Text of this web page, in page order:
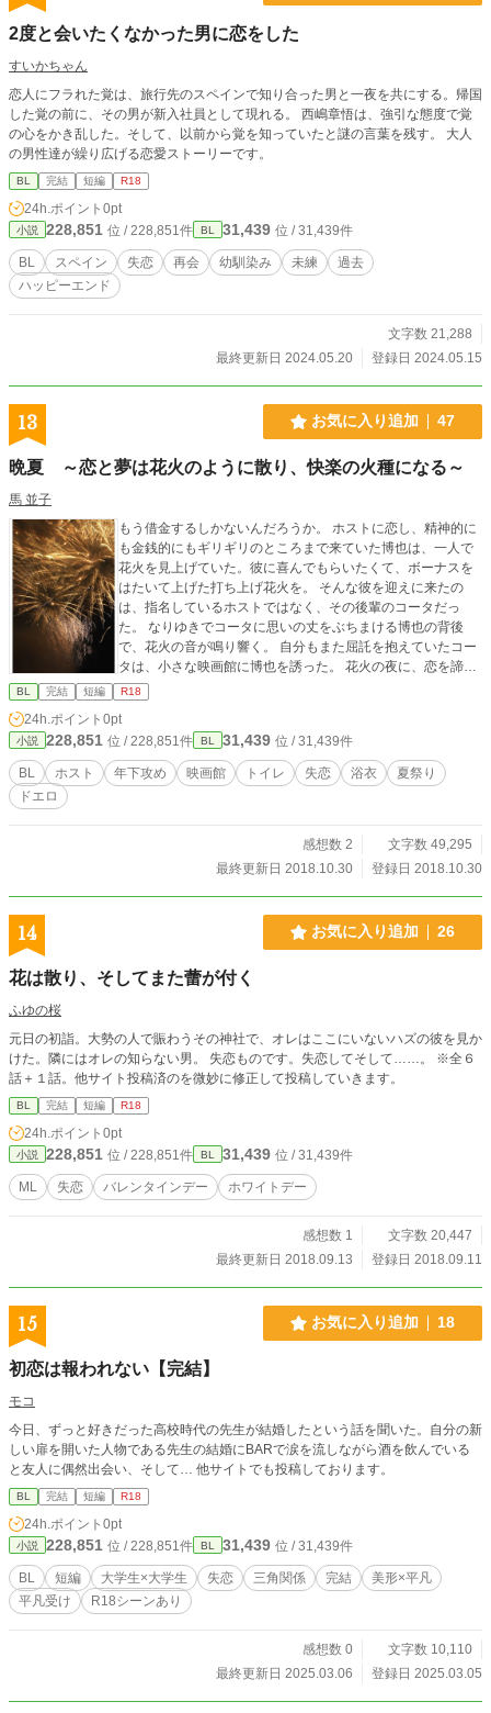
2度と会いたくなかった男に恋をした
すいかちゃん
恋人にフラれた覚は、旅行先のスペインで知り合った男と一夜を共にする。帰国
した覚の前に、その男が新入社員として現れる。 西嶋章悟は、強引な態度で覚
の心をかき乱した。そして、以前から覚を知っていたと謎の言葉を残す。 大人
の男性達が繰り広げる恋愛ストーリーです。
BL 完結 短編 R18
24h.ポイント 0pt
小説 228,851 位 / 228,851件 BL 31,439 位 / 31,439件
BL スペイン 失恋 再会 幼馴染み 未練
過去
ハッピーエンド
文字数 21,288
最終更新日 2024.05.20
登録日 2024.05.15
13 お気に入り追加 47
晩夏 ～恋と夢は花火のように散り、快楽の火種になる～
馬 並子
もう借金するしかないんだろうか。 ホストに恋し、精神的に
も金銭的にもギリギリのところまで来ていた博也は、一人で
花火を見上げていた。彼に喜んでもらいたくて、ボーナスを
はたいて上げた打ち上げ花火を。 そんな彼を迎えに来たの
は、指名しているホストではなく、その後輩のコータだっ
た。 なりゆきでコータに思いの丈をぶちまける博也の背後
で、花火の音が鳴り響く。 自分もまた屈託を抱えていたコー
タは、小さな映画館に博也を誘った。 花火の夜に、恋を諦め
る男と夢を諦める男が心を通わせ、思いっきりセックスす
る。そんな話。 ※fujossyさんにupした作品の転載です。 （ht
tps://fujossy.jp/books/7862）
BL 完結 短編 R18
24h.ポイント 0pt
小説 228,851 位 / 228,851件 BL 31,439 位 / 31,439件
BL ホスト 年下攻め 映画館 トイレ 失恋 浴衣
夏祭り
ドエロ
感想数 2
文字数 49,295
最終更新日 2018.10.30
登録日 2018.10.30
14 お気に入り追加 26
花は散り、そしてまた蕾が付く
ふゆの桜
元日の初詣。大勢の人で賑わうその神社で、オレはここにいないハズの彼を見か
けた。隣にはオレの知らない男。 失恋ものです。失恋してそして……。 ※全６
話＋１話。他サイト投稿済のを微妙に修正して投稿していきます。
BL 完結 短編 R18
24h.ポイント 0pt
小説 228,851 位 / 228,851件 BL 31,439 位 / 31,439件
ML 失恋 バレンタインデー ホワイトデー
感想数 1
文字数 20,447
最終更新日 2018.09.13
登録日 2018.09.11
15 お気に入り追加 18
初恋は報われない【完結】
モコ
今日、ずっと好きだった高校時代の先生が結婚したという話を聞いた。自分の新
しい扉を開いた人物である先生の結婚にBARで涙を流しながら酒を飲んでいる
と友人に偶然出会い、そして… 他サイトでも投稿しております。
BL 完結 短編 R18
24h.ポイント 0pt
小説 228,851 位 / 228,851件 BL 31,439 位 / 31,439件
BL 短編 大学生×大学生 失恋 三角関係 完結
美形×平凡
平凡受け
R18シーンあり
感想数 0
文字数 10,110
最終更新日 2025.03.06
登録日 2025.03.05